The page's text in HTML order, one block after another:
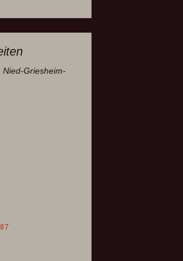
Nied-Griesheim-